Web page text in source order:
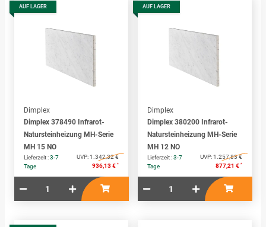
AUF LAGER
Dimplex
Dimplex 378490 Infrarot-
Natursteinheizung MH-Serie
MH 15 NO
Lieferzeit :3-7
Tage
UVP:1.342,32 €
936,13 € *
AUF LAGER
Dimplex
Dimplex 380200 Infrarot-
Natursteinheizung MH-Serie
MH 12 NO
Lieferzeit :3-7
Tage
UVP:1.257,83 €
877,21 € *